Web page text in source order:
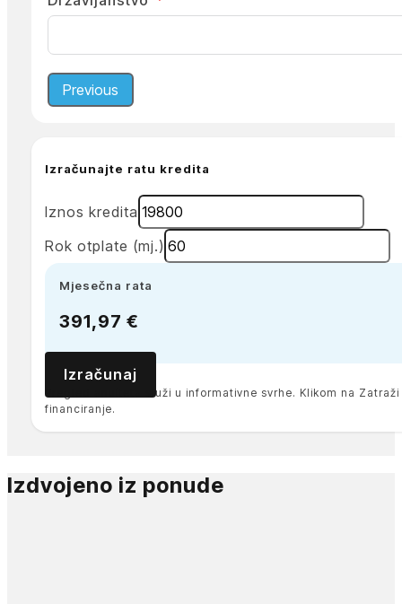
Previous
Izračunajte ratu kredita
Iznos kredita
Rok otplate (mj.)
Mjesečna rata
391,97 €
Izračunaj
Pregled anuiteta služi u informativne svrhe. Klikom na
financiranje.
Izdvojeno iz ponude